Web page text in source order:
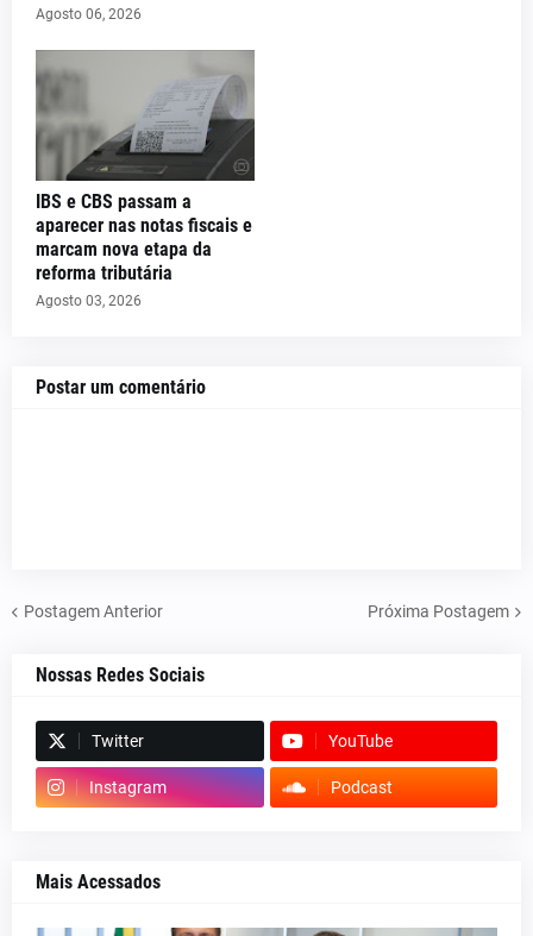
Agosto 06, 2026
IBS e CBS passam a
aparecer nas notas fiscais e
marcam nova etapa da
reforma tributária
Agosto 03, 2026
Postar um comentário
Postagem Anterior Próxima Postagem
Nossas Redes Sociais
Twitter YouTube
Instagram Podcast
Mais Acessados